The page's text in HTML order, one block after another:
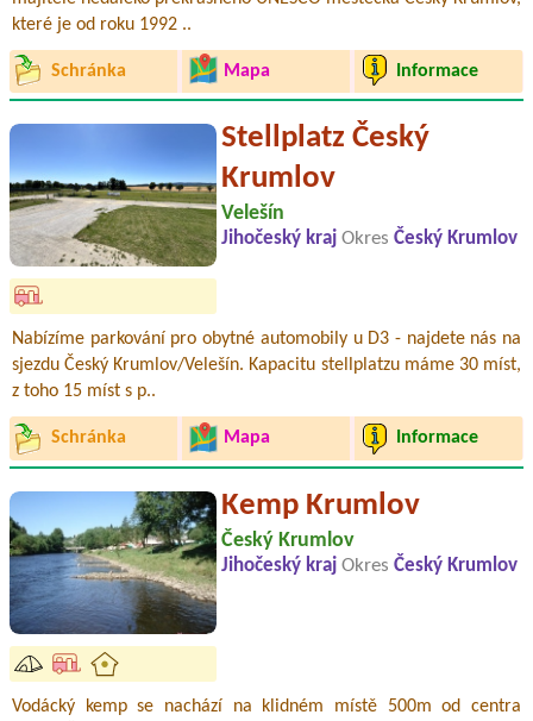
které je od roku 1992 ..
Schránka Mapa Informace
Stellplatz Český
Krumlov
Velešín
Jihočeský kraj Okres Český Krumlov
Nabízíme parkování pro obytné automobily u D3 - najdete nás na
sjezdu Český Krumlov/Velešín. Kapacitu stellplatzu máme 30 míst,
z toho 15 míst s p..
Schránka Mapa Informace
Kemp Krumlov
Český Krumlov
Jihočeský kraj Okres Český Krumlov
Vodácký kemp se nachází na klidném místě 500m od centra